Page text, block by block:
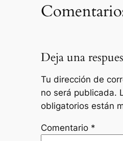
Deja una
Tu dirección de
no será publicada.
obligatorios están
Comentario *